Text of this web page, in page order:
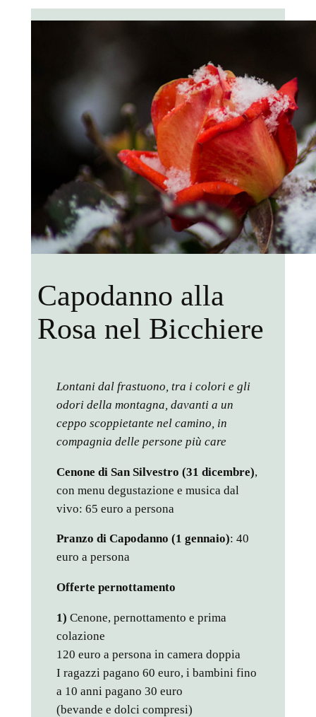
Capodanno alla
Rosa nel Bicchiere
Lontani dal frastuono, tra i colori e gli
odori della montagna, davanti a un
ceppo scoppietante nel camino, in
compagnia delle persone più care
Cenone di San Silvestro (31 dicembre),
con menu degustazione e musica dal
vivo: 65 euro a persona
Pranzo di Capodanno (1 gennaio): 40
euro a persona
Offerte pernottamento
1) Cenone, pernottamento e prima
colazione
120 euro a persona in camera doppia
I ragazzi pagano 60 euro, i bambini fino
a 10 anni pagano 30 euro
(bevande e dolci compresi)